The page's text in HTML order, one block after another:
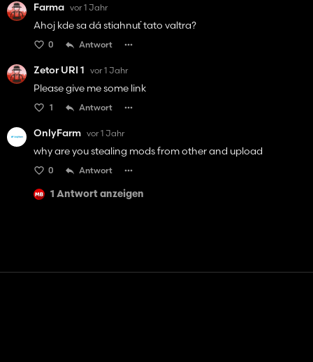
Farma vor 1 Jahr
Ahoj kde sa dá stiahnuť tato valtra?
0 Antwort
Zetor URI 1 vor 1 Jahr
Please give me some link
1 Antwort
OnlyFarm vor 1 Jahr
why are you stealing mods from other and upload
0 Antwort
1 Antwort anzeigen